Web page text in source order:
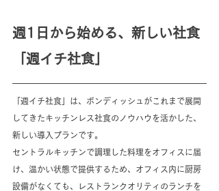
週1日から始める、新しい社食
「週イチ社食」
「週イチ社食」は、ボンディッシュがこれまで展開
してきたキッチンレス社食のノウハウを活かした、
新しい導入プランです。
セントラルキッチンで調理した料理をオフィスに届
け、温かい状態で提供するため、オフィス内に厨房
設備がなくても、レストランクオリティのランチを